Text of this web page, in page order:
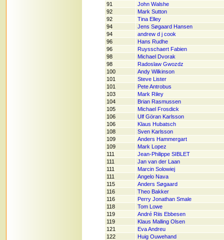
91
John Walshe
92
Mark Sutton
92
Tina Elley
94
Jens Søgaard Hansen
94
andrew d j cook
96
Hans Rudhe
96
Ruysschaert Fabien
98
Michael Dvorak
98
Radoslaw Gwozdz
100
Andy Wilkinson
101
Steve Lister
101
Pete Antrobus
103
Mark Riley
104
Brian Rasmussen
105
Michael Frosdick
106
Ulf Göran Karlsson
106
Klaus Hubatsch
108
Sven Karlsson
109
Anders Hammergart
109
Mark Lopez
111
Jean-Philippe SIBLET
111
Jan van der Laan
111
Marcin Solowiej
111
Angelo Nava
115
Anders Søgaard
116
Theo Bakker
116
Perry Jonathan Smale
118
Tom Lowe
119
André Riis Ebbesen
119
Klaus Malling Olsen
121
Eva Andreu
122
Huig Ouwehand